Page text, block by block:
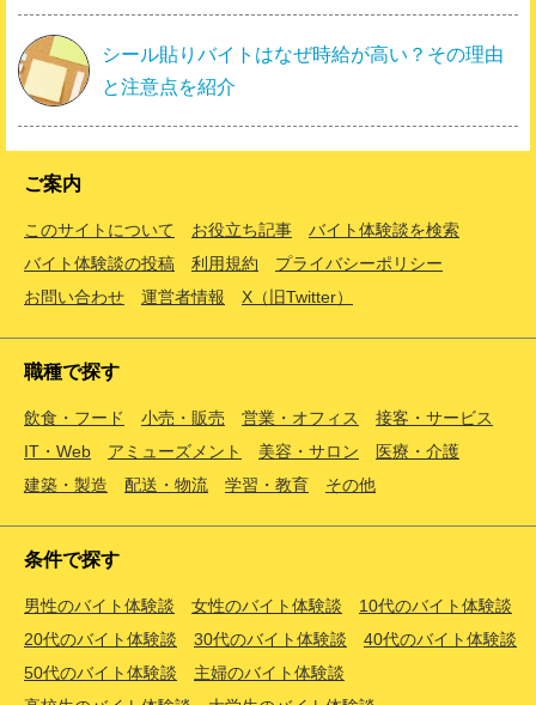
シール貼りバイトはなぜ時給が高い？その理由
と注意点を紹介
ご案内
このサイトについて お役立ち記事
バイト体験談を検索
バイト体験談の投稿
利用規約
プライバシーポリシー
お問い合わせ
運営者情報 X（旧Twitter）
職種で探す
飲食・フード 小売・販売 営業・オフィス
接客・サービス
IT・Web
アミューズメント 美容・サロン
医療・介護
建築・製造
配送・物流 学習・教育 その他
条件で探す
男性のバイト体験談 女性のバイト体験談
10代のバイト体験談
20代のバイト体験談
30代のバイト体験談
40代のバイト体験談
50代のバイト体験談
主婦のバイト体験談